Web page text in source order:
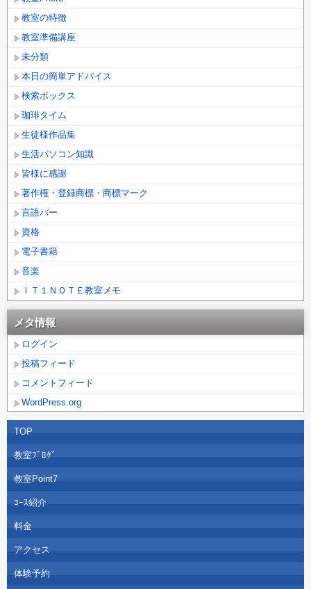
教室の特徴
教室準備講座
未分類
本日の簡単アドバイス
検索ボックス
珈琲タイム
生徒様作品集
生活パソコン知識
皆様に感謝
著作権・登録商標・商標マーク
言語バー
資格
電子書籍
音楽
ＩＴ１ＮＯＴＥ教室メモ
メタ情報
ログイン
投稿フィード
コメントフィード
WordPress.org
TOP
教室ﾌﾞﾛｸﾞ
教室Point7
ｺｰｽ紹介
料金
アクセス
体験予約